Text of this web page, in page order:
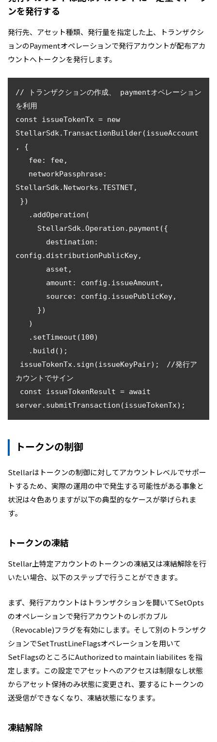
ンを発行する
発行先、アセット種類、発行量を指定した上、トランザクシ
ョンのPaymentオペレーションで発行アカウントが配布アカ
ウントへトークンを発行します。
// トランザクションの作成、 paymentオペレーション
を利用
const issueTokenTx = new
StellarSdk.TransactionBuilder(issueAccount
, {
StellarSdk.Networks.TESTNET,
config.distributionPublicKey,
カウントでサイン
トークンの制御
Stellarはトークンの制御に対してアカウントレベルでサポー
トするため、実際の運用の中で発生する可能性がある事象と
状況は々色ありますが以下の典型的なケースが挙げられま
す。
トークンの凍結
Stellar上特定アカウントのトークンの凍結又は凍結解除を行
いたい場合、以下のステップで行うことができます。
まず、発行アカウントはトランザクションを開いてSetOpts
のオペレーションで発行アカウントのレボカブル
（Revocable)フラグを有効にします。 そして別のトランザク
ションでSetTrustLineFlagsオペレーションを用いて
SetFlagsのところにAuthorized to maintain liabilites を指
定します。 この設定でアセットへのアクセスは制限なし状態
からアセット保持のみ状態に変更され、要するにトークンの
送受信ができなくなり、凍結状態になります。
凍結解除